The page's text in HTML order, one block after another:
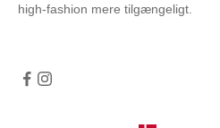
high-fashion mere tilgængeligt.